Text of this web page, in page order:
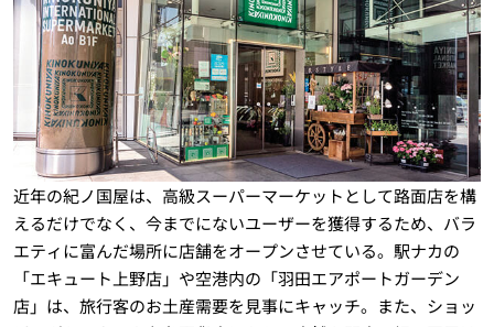
近年の紀ノ国屋は、高級スーパーマーケットとして路面店を構
えるだけでなく、今までにないユーザーを獲得するため、バラ
エティに富んだ場所に店舗をオープンさせている。駅ナカの
「エキュート上野店」や空港内の「羽田エアポートガーデン
店」は、旅行客のお土産需要を見事にキャッチ。また、ショッ